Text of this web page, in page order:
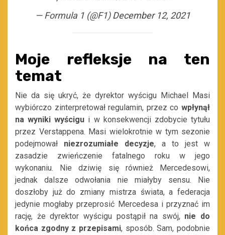
— Formula 1 (@F1)December 12, 2021
Moje refleksje na ten
temat
Nie da się ukryć, że dyrektor wyścigu Michael Masi
wybiórczo zinterpretował regulamin, przez co wpłynął
na wyniki wyścigu i w konsekwencji zdobycie tytułu
przez Verstappena. Masi wielokrotnie w tym sezonie
podejmował niezrozumiałe decyzje, a to jest w
zasadzie zwieńczenie fatalnego roku w jego
wykonaniu. Nie dziwię się również Mercedesowi,
jednak dalsze odwołania nie miałyby sensu. Nie
doszłoby już do zmiany mistrza świata, a federacja
jedynie mogłaby przeprosić Mercedesa i przyznać im
rację, że dyrektor wyścigu postąpił na swój, nie do
końca zgodny z przepisami, sposób. Sam, podobnie